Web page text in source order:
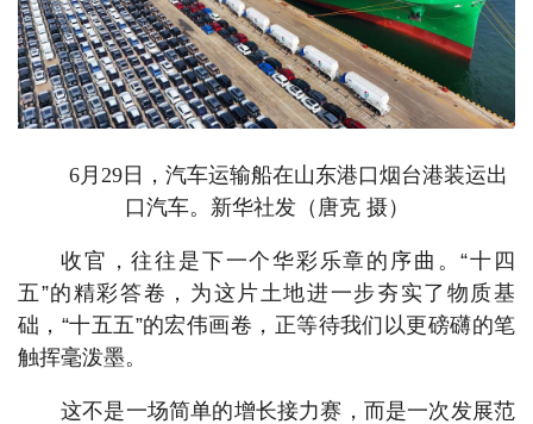
6月29日，汽车运输船在山东港口烟台港装运出
口汽车。新华社发（唐克 摄）
收官，往往是下一个华彩乐章的序曲。“十四
五”的精彩答卷，为这片土地进一步夯实了物质基
础，“十五五”的宏伟画卷，正等待我们以更磅礴的笔
触挥毫泼墨。
这不是一场简单的增长接力赛，而是一次发展范